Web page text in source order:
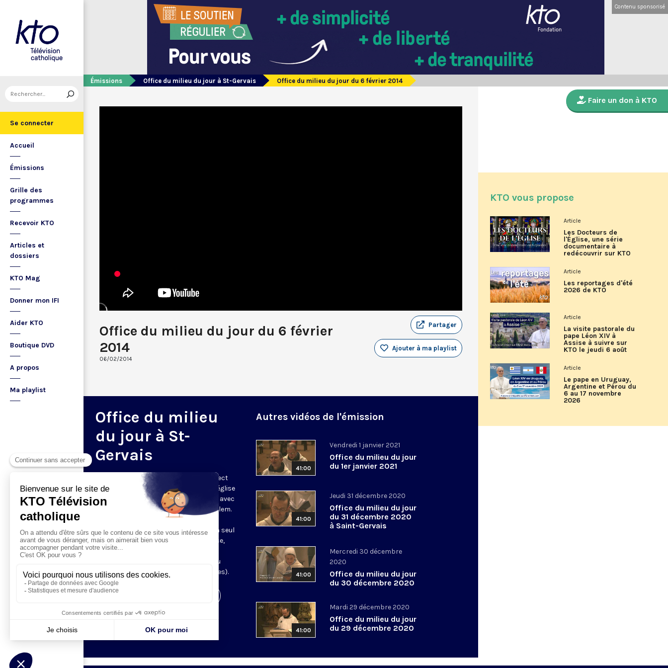
Se connecter
Accueil
Émissions
Grille des
programmes
Recevoir KTO
Articles et
dossiers
KTO Mag
Donner mon IFI
Aider KTO
Boutique DVD
A propos
Ma playlist
Contenu sponsorisé
Émissions Office du milieu du jour à St-Gervais Office du milieu du jour du 6 février 2014
Office du milieu du jour du 6 février
2014
06/02/2014
Partager
Ajouter à ma playlist
Office du milieu
du jour à St-
Gervais
Du mardi au samedi, KTO diffuse en direct
l’office du milieu du jour, en direct de l’église
Saint-Gervais-Saint-Protais (Paris 4e), avec
les Fraternités Monastiques de Jérusalem.
L’Office du Milieu du Jour regroupe, en
particulier, «au milieu du jour» et en un seul
office, les heures monastiques de Tierce,
Sexte et None. Il permet à l’Église de
retrouver son Seigneur entre l’office du
matin (Laudes) et l’office du soir (Vêpres).
Autres vidéos de l'émission
41:00
Vendredi 1 janvier 2021
Office du milieu du jour
du 1er janvier 2021
41:00
Jeudi 31 décembre 2020
Office du milieu du jour
du 31 décembre 2020
à Saint-Gervais
41:00
Mercredi 30 décembre
2020
Office du milieu du jour
du 30 décembre 2020
41:00
Mardi 29 décembre 2020
Office du milieu du jour
du 29 décembre 2020
Faire un don à KTO
KTO vous propose
Article
Les Docteurs de
l'Église, une série
documentaire à
redécouvrir sur KTO
Article
Les reportages d'été
2026 de KTO
Article
La visite pastorale du
pape Léon XIV à
Assise à suivre sur
KTO le jeudi 6 août
Article
Le pape en Uruguay,
Argentine et Pérou du
6 au 17 novembre
2026